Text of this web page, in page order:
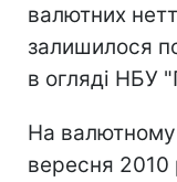
валютних
залишилося
в огляді НБУ
На валютному
вересня 2010